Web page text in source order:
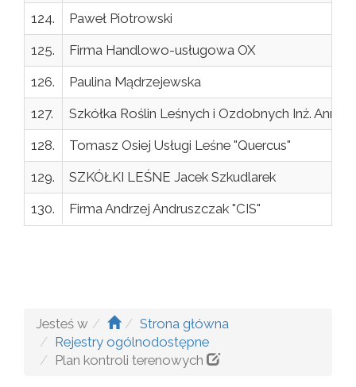
124.
Paweł Piotrowski
125.
Firma Handlowo-usługowa OX
126.
Paulina Mądrzejewska
127.
Szkółka Roślin Leśnych i Ozdobnych Inż. Anna
128.
Tomasz Osiej Usługi Leśne "Quercus"
129.
SZKÓŁKI LEŚNE Jacek Szkudlarek
130.
Firma Andrzej Andruszczak "CIS"
Jesteś w
Strona główna
Rejestry ogólnodostępne
Plan kontroli terenowych